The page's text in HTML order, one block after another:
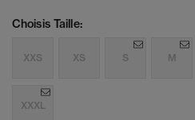
Choisis Taille:
XXS XS S M
XXXL